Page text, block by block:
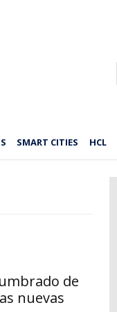
SMART CITIES HCL
de
nuevas